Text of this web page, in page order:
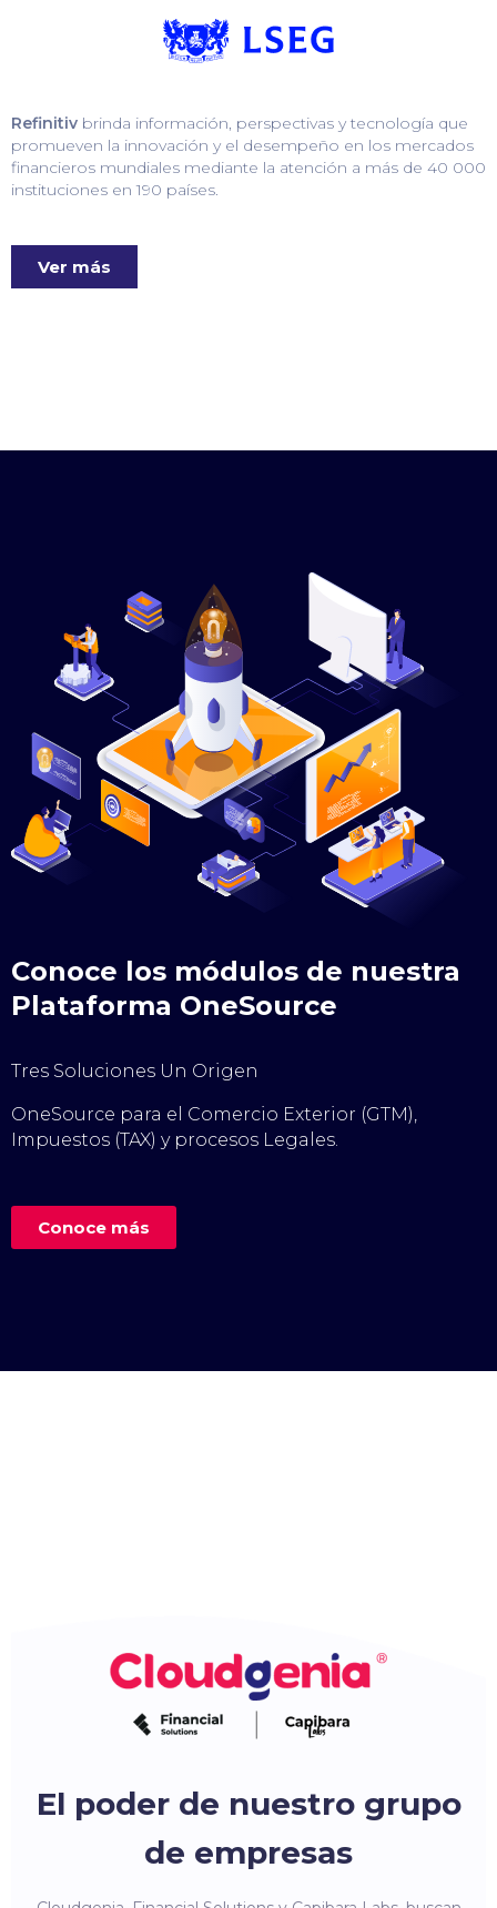
Refinitiv brinda información, perspectivas y tecnología que
promueven la innovación y el desempeño en los mercados
financieros mundiales mediante la atención a más de 40 000
instituciones en 190 países.
Ver más
Conoce los módulos de nuestra
Plataforma OneSource
Tres Soluciones Un Origen
OneSource para el Comercio Exterior (GTM),
Impuestos (TAX) y procesos Legales.
Conoce más
El poder de nuestro grupo
de empresas